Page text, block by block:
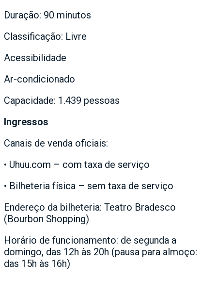
Duração: 90 minutos
Classificação: Livre
Acessibilidade
Ar-condicionado
Capacidade: 1.439 pessoas
Ingressos
Canais de venda oficiais:
• Uhuu.com – com taxa de serviço
• Bilheteria física – sem taxa de serviço
Endereço da bilheteria: Teatro Bradesco
(Bourbon Shopping)
Horário de funcionamento: de segunda a
domingo, das 12h às 20h (pausa para almoço:
das 15h às 16h)